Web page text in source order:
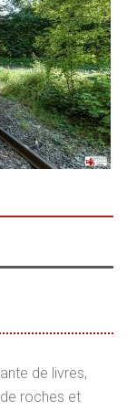
de livres,
roches et